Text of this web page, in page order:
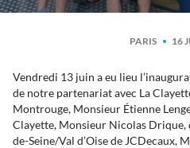
PARIS 16
Vendredi 13 juin a eu lieu
de notre partenariat avec La
Montrouge, Monsieur Étienne
Clayette, Monsieur Nicolas
de-Seine/Val d’Oise de JCDecaux,